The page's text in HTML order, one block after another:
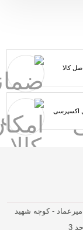
کالا
اکسپرسی
- کوچه شهید